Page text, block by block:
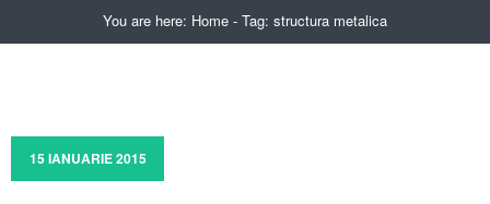
You are here: Home - Tag: structura metalica
15 IANUARIE 2015